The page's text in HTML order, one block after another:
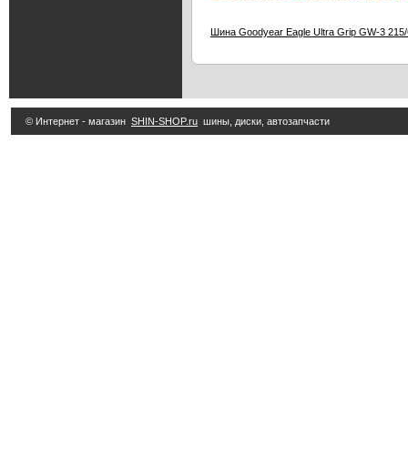
Шина Goodyear Eagle Ultra Grip GW-3
© Интернет - магазин SHIN-SHOP.ru шины, диски, автозапчасти